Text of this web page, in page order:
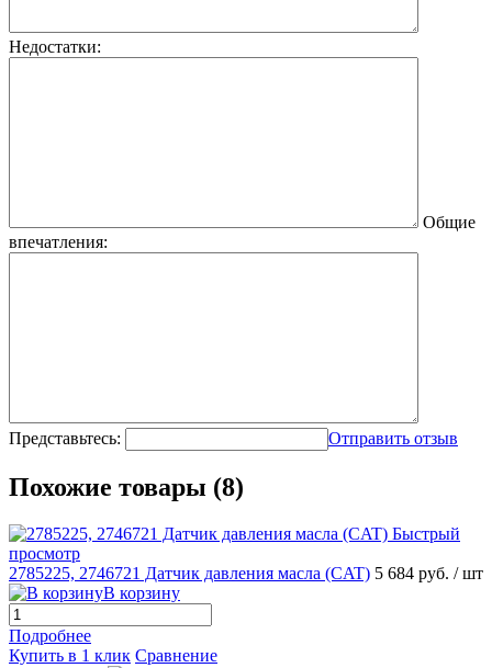
Недостатки:
Общие
впечатления:
Представьтесь: Отправить отзыв
Похожие товары (8)
Быстрый
просмотр
2785225, 2746721 Датчик давления масла (CAT) 5 684 руб. / шт
В корзину
Подробнее
Купить в 1 клик Сравнение